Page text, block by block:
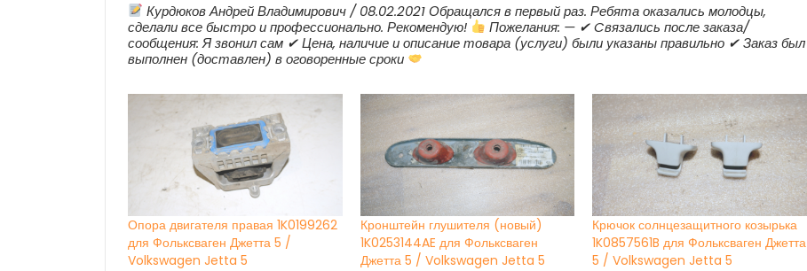
Курдюков Андрей Владимирович / 08.02.2021 Обращался в первый раз. Ребята оказались молодцы,
сделали все быстро и профессионально. Рекомендую!
Пожелания: — ✔ Cвязались после заказа/
сообщения: Я звонил сам ✔ Цена, наличие и описание товара (услуги) были указаны правильно ✔ Заказ был
выполнен (доставлен) в оговоренные сроки
Опора двигателя правая 1K0199262
для Фольксваген Джетта 5 /
Volkswagen Jetta 5
Кронштейн глушителя (новый)
1K0253144AE для Фольксваген
Джетта 5 / Volkswagen Jetta 5
Крючок солнцезащитного козырька
1K0857561B для Фольксваген Джетта
5 / Volkswagen Jetta 5